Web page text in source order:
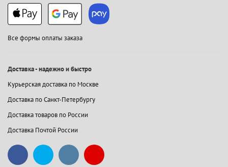
Все формы оплаты заказа
Доставка - надежно и быстро
Курьерская доставка по Москве
Доставка по Санкт-Петербургу
Доставка товаров по России
Доставка Почтой России